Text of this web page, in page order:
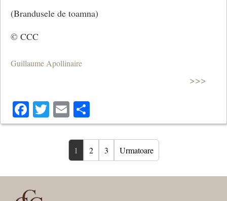
(Brandusele de toamna)
© CCC
Guillaume Apollinaire
>>>
Facebook
Twitter
Email
1 2 3 Urmatoare